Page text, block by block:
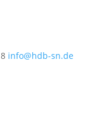
info@hdb-sn.de